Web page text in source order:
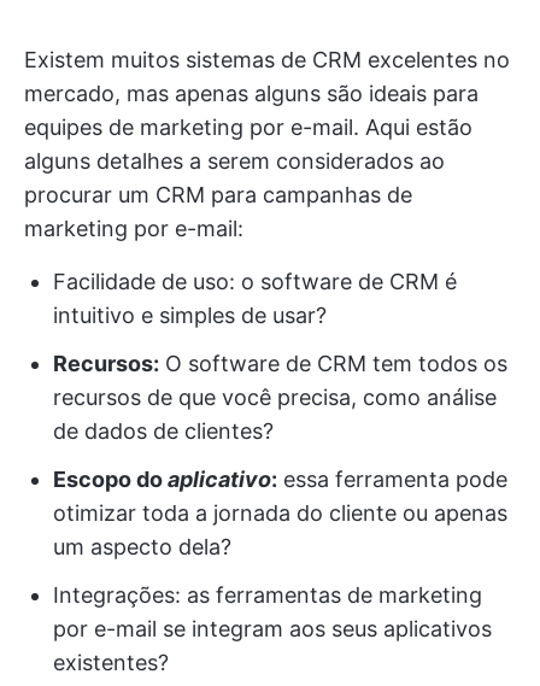
Existem muitos sistemas de CRM excelentes no
mercado, mas apenas alguns são ideais para
equipes de marketing por e-mail. Aqui estão
alguns detalhes a serem considerados ao
procurar um CRM para campanhas de
marketing por e-mail:
Facilidade de uso: o software de CRM é
intuitivo e simples de usar?
Recursos: O software de CRM tem todos os
recursos de que você precisa, como análise
de dados de clientes?
Escopo doaplicativo: essa ferramenta pode
otimizar toda a jornada do cliente ou apenas
um aspecto dela?
Integrações: as ferramentas de marketing
por e-mail se integram aos seus aplicativos
existentes?